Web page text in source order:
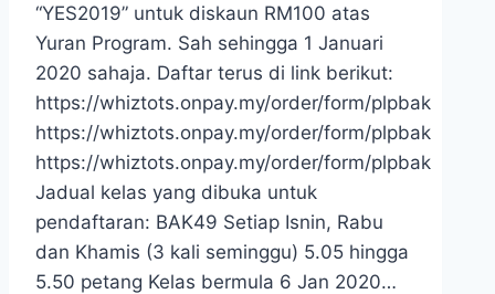
“YES2019” untuk diskaun RM100 atas
Yuran Program. Sah sehingga 1 Januari
2020 sahaja. Daftar terus di link berikut:
https://whiztots.onpay.my/order/form/plpbak
https://whiztots.onpay.my/order/form/plpbak
https://whiztots.onpay.my/order/form/plpbak
Jadual kelas yang dibuka untuk
pendaftaran: BAK49 Setiap Isnin, Rabu
dan Khamis (3 kali seminggu) 5.05 hingga
5.50 petang Kelas bermula 6 Jan 2020…